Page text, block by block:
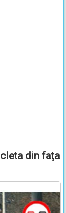
din fața